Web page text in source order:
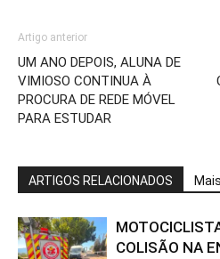
Artigo anterior
UM ANO DEPOIS, ALUNA DE
VIMIOSO CONTINUA À
PROCURA DE REDE MÓVEL
PARA ESTUDAR
ARTIGOS RELACIONADOS
COLISÃO NA